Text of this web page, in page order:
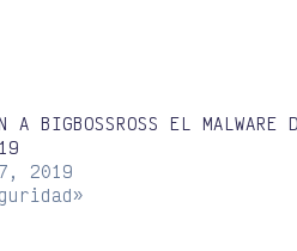
A BIGBOSSROSS EL MALWARE
2019